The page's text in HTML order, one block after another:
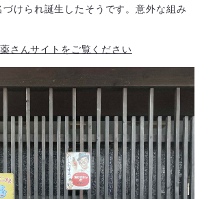
けられ誕生したそうです。意外な組み
さんサイトをご覧ください